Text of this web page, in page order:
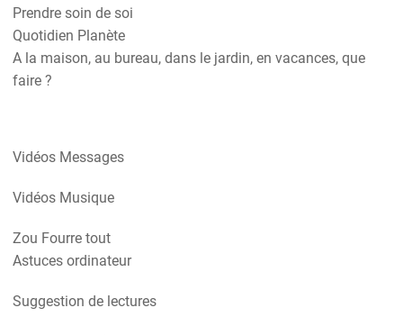
Prendre soin de soi
Quotidien Planète
A la maison, au bureau, dans le jardin, en vacances, que
faire ?
Vidéos Messages
Vidéos Musique
Zou Fourre tout
Astuces ordinateur
Suggestion de lectures